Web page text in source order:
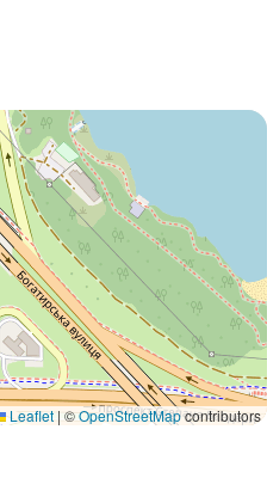
Leaflet |©OpenStreetMapcontributors